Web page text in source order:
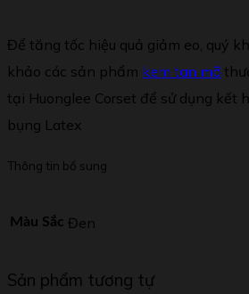
Để tăng tốc hiệu quả giảm eo, quý
khảo các sản phẩm kem tan mỡ
tại Huonglee Corset để sử dụng kết
bụng Latex
Thông tin bổ sung
Màu Sắc Đen
Sản phẩm tương tự